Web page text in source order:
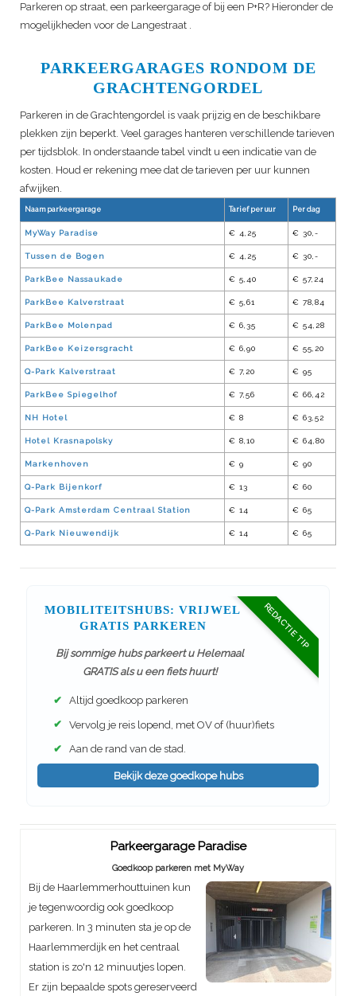
Parkeren op straat, een parkeergarage of bij een P+R? Hieronder de
mogelijkheden voor de Langestraat .
PARKEERGARAGES RONDOM DE
GRACHTENGORDEL
Parkeren in de Grachtengordel is vaak prijzig en de beschikbare
plekken zijn beperkt. Veel garages hanteren verschillende tarieven
per tijdsblok. In onderstaande tabel vindt u een indicatie van de
kosten. Houd er rekening mee dat de tarieven per uur kunnen
afwijken.
Naam parkeergarage Tarief per uur Per dag
MyWay Paradise € 4,25 € 30,-
Tussen de Bogen € 4,25 € 30,-
ParkBee Nassaukade € 5,40 € 57,24
ParkBee Kalverstraat € 5,61 € 78,84
ParkBee Molenpad € 6,35 € 54,28
ParkBee Keizersgracht € 6,90 € 55,20
Q-Park Kalverstraat € 7,20 € 95
ParkBee Spiegelhof € 7,56 € 66,42
NH Hotel € 8 € 63,52
Hotel Krasnapolsky € 8,10 € 64,80
Markenhoven € 9 € 90
Q-Park Bijenkorf € 13 € 60
Q-Park Amsterdam Centraal Station € 14 € 65
Q-Park Nieuwendijk € 14 € 65
REDACTIE TIP
MOBILITEITSHUBS: VRIJWEL
GRATIS PARKEREN
Bij sommige hubs parkeert u Helemaal
GRATIS als u een fiets huurt!
✔ Altijd goedkoop parkeren
✔ Vervolg je reis lopend, met OV of (huur)fiets
✔ Aan de rand van de stad.
Bekijk deze goedkope hubs
Parkeergarage Paradise
Goedkoop parkeren met MyWay
Bij de Haarlemmerhouttuinen kun
je tegenwoordig ook goedkoop
parkeren. In 3 minuten sta je op de
Haarlemmerdijk en het centraal
station is zo'n 12 minuutjes lopen.
Er zijn bepaalde spots gereserveerd